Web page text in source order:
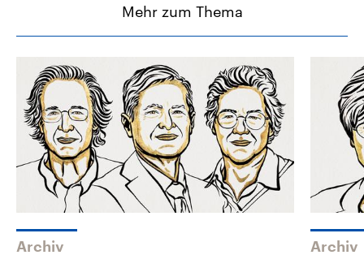
Mehr zum Thema
Archiv Archiv